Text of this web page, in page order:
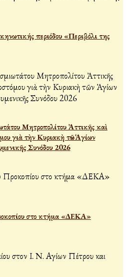
περιόδου «Περιβόλι της
Μητροπολίτου Ἀττικῆς καὶ
γιὰ τὴν Κυριακὴ τῶν Ἁγίων
Συνόδου 2026
στο κτήμα «ΔΕΚΑ»